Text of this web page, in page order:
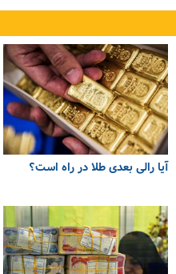
آیا رالی بعدی طلا در راه است؟